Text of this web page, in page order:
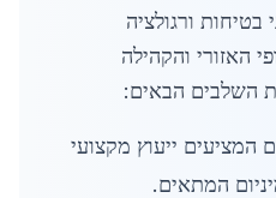
ורגולציה
האזורי והקהילה
השלבים הבאים:
המציעים ייעוץ מקצועי
המתאים.